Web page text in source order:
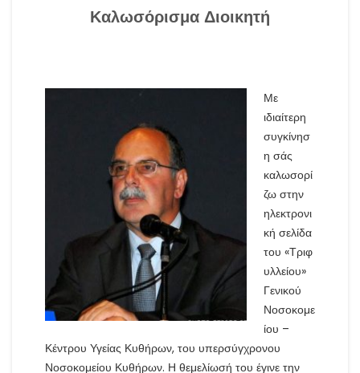
Καλωσόρισμα Διοικητή
Με
ιδιαίτερη
συγκίνησ
η σάς
καλωσορί
ζω στην
ηλεκτρονι
κή σελίδα
του «Τριφ
υλλείου»
Γενικού
Νοσοκομε
ίου –
Κέντρου Υγείας Κυθήρων, του υπερσύγχρονου
Νοσοκομείου Κυθήρων. Η θεμελίωσή του έγινε την